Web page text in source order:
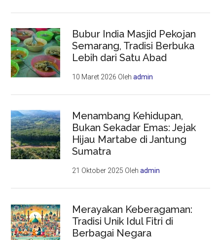
Bubur India Masjid Pekojan
Semarang, Tradisi Berbuka
Lebih dari Satu Abad
10 Maret 2026 Olehadmin
Menambang Kehidupan,
Bukan Sekadar Emas: Jejak
Hijau Martabe di Jantung
Sumatra
21 Oktober 2025 Olehadmin
Merayakan Keberagaman:
Tradisi Unik Idul Fitri di
Berbagai Negara